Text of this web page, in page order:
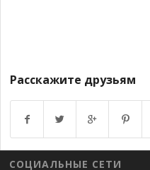
Расскажите друзьям
Возврат к списку
СОЦИАЛЬНЫЕ СЕТИ